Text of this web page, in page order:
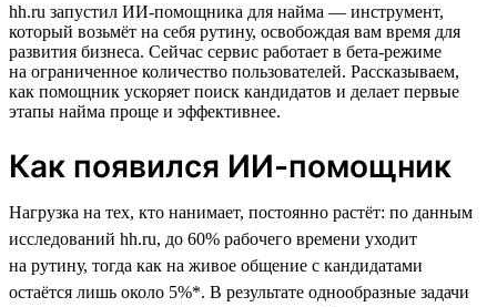
hh.ru запустил ИИ-помощника для найма — инструмент,
который возьмёт на себя рутину, освобождая вам время для
развития бизнеса. Сейчас сервис работает в бета-режиме
на ограниченное количество пользователей. Рассказываем,
как помощник ускоряет поиск кандидатов и делает первые
этапы найма проще и эффективнее.
Как появился ИИ-помощник
Нагрузка на тех, кто нанимает, постоянно растёт: по данным
исследований hh.ru, до 60% рабочего времени уходит
на рутину, тогда как на живое общение с кандидатами
остаётся лишь около 5%*. В результате однообразные задачи